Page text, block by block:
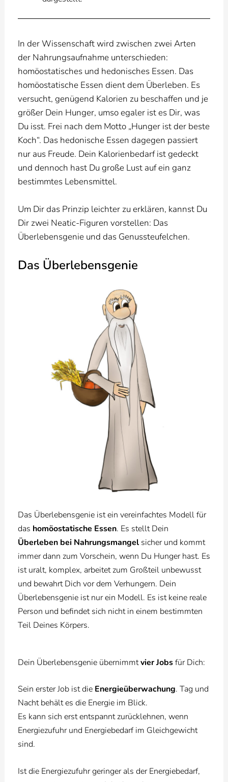
In der Wissenschaft wird zwischen zwei Arten
der Nahrungsaufnahme unterschieden:
homöostatisches und hedonisches Essen. Das
homöostatische Essen dient dem Überleben. Es
versucht, genügend Kalorien zu beschaffen und je
größer Dein Hunger, umso egaler ist es Dir, was
Du isst. Frei nach dem Motto „Hunger ist der beste
Koch“. Das hedonische Essen dagegen passiert
nur aus Freude. Dein Kalorienbedarf ist gedeckt
und dennoch hast Du große Lust auf ein ganz
bestimmtes Lebensmittel.
Um Dir das Prinzip leichter zu erklären, kannst Du
Dir zwei Neatic-Figuren vorstellen: Das
Überlebensgenie und das Genussteufelchen.
Das Überlebensgenie
Das Überlebensgenie ist ein vereinfachtes Modell für
das homöostatische Essen. Es stellt Dein
Überleben bei Nahrungsmangelsicher und kommt
immer dann zum Vorschein, wenn Du Hunger hast. Es
ist uralt, komplex, arbeitet zum Großteil unbewusst
und bewahrt Dich vor dem Verhungern. Dein
Überlebensgenie ist nur ein Modell. Es ist keine reale
Person und befindet sich nicht in einem bestimmten
Teil Deines Körpers.
Dein Überlebensgenie übernimmtvier Jobsfür Dich:
Sein erster Job ist die Energieüberwachung. Tag und
Nacht behält es die Energie im Blick.
Es kann sich erst entspannt zurücklehnen, wenn
Energiezufuhr und Energiebedarf im Gleichgewicht
sind.
Ist die Energiezufuhr geringer als der Energiebedarf,